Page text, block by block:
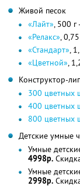
Живой песок
«Лайт», 500 г
«Релакс»,
«Стандарт»,
«Цветной»,
Конструктор-
300 цветных
400 цветных
800 цветных
Детские умные
Умные
4998р.
Умные
2998р.